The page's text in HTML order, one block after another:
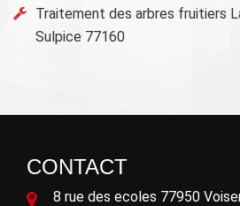
Traitement des arbres fruitiers
Sulpice 77160
CONTACT
8 rue des ecoles 77950